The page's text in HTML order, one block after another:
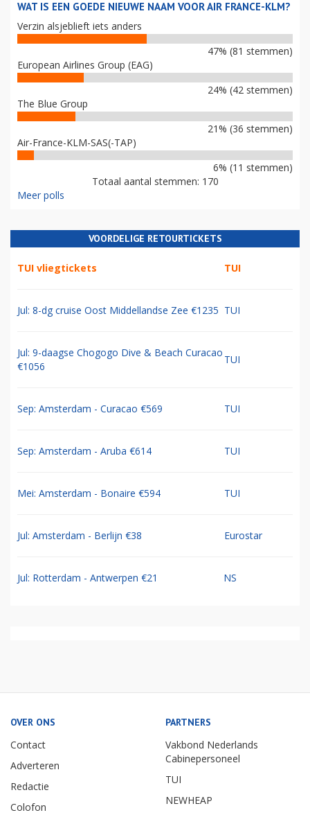
WAT IS EEN GOEDE NIEUWE NAAM VOOR AIR FRANCE-KLM?
Verzin alsjeblieft iets anders
47% (81 stemmen)
European Airlines Group (EAG)
24% (42 stemmen)
The Blue Group
21% (36 stemmen)
Air-France-KLM-SAS(-TAP)
6% (11 stemmen)
Totaal aantal stemmen: 170
Meer polls
VOORDELIGE RETOURTICKETS
TUI vliegtickets TUI
Jul: 8-dg cruise Oost Middellandse Zee €1235 TUI
Jul: 9-daagse Chogogo Dive & Beach Curacao
€1056
TUI
Sep: Amsterdam - Curacao €569 TUI
Sep: Amsterdam - Aruba €614 TUI
Mei: Amsterdam - Bonaire €594 TUI
Jul: Amsterdam - Berlijn €38 Eurostar
Jul: Rotterdam - Antwerpen €21 NS
OVER ONS
Contact
Adverteren
Redactie
Colofon
PARTNERS
Vakbond Nederlands
Cabinepersoneel
TUI
NEWHEAP